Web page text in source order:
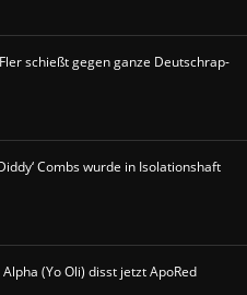
schießt gegen ganze Deutschrap-
Combs wurde in Isolationshaft
(Yo Oli) disst jetzt ApoRed